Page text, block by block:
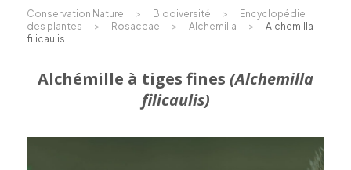
Conservation Nature > Biodiversité >
Encyclopédie
des plantes
> Rosaceae > Alchemilla >
Alchemilla
filicaulis
Alchémille à tiges fines (Alchemilla
filicaulis)